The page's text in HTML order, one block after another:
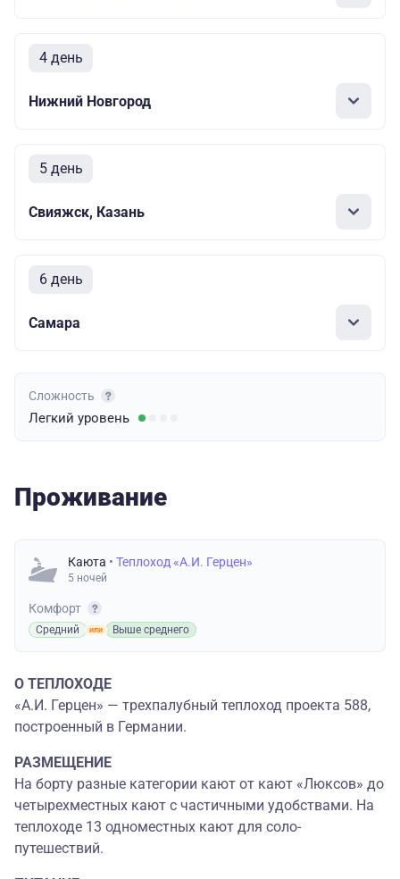
4 день
Нижний Новгород
5 день
Свияжск, Казань
6 день
Самара
Сложность
Легкий уровень
Проживание
Каюта • Теплоход «А.И. Герцен»
5 ночей
Комфорт
Средний Выше среднего
О ТЕПЛОХОДЕ
«А.И. Герцен» — трехпалубный теплоход проекта 588,
построенный в Германии.
РАЗМЕЩЕНИЕ
На борту разные категории кают от кают «Люксов» до
четырехместных кают с частичными удобствами. На
теплоходе 13 одноместных кают для соло-
путешествий.